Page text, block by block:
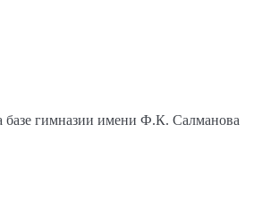
базе гимназии имени Ф.К. Салманова